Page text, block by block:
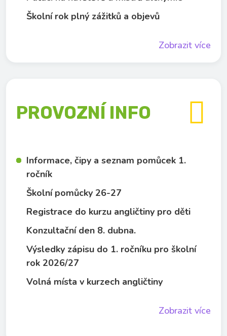
Školní rok plný zážitků a objevů
Zobrazit více
PROVOZNÍ INFO
Informace, čipy a seznam pomůcek 1.
ročník
Školní pomůcky 26-27
Registrace do kurzu angličtiny pro děti
Konzultační den 8. dubna.
Výsledky zápisu do 1. ročníku pro školní
rok 2026/27
Volná místa v kurzech angličtiny
Zobrazit více
